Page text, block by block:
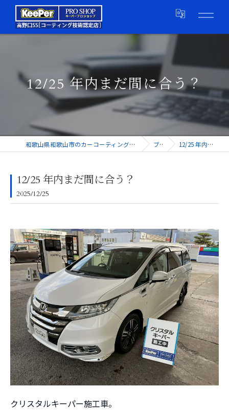
12/25 年内まだ間に合う？
和歌山県和歌山市のカーコーティングならキーパープロショップ高野口SS ブログ 12/25 年内まだ間に合う？
12/25 年内まだ間に合う？
2025/12/25
クリスタルキーパー施工車。